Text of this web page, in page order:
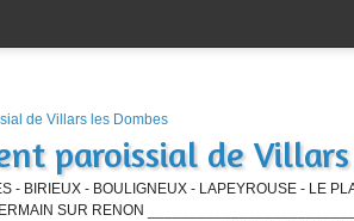
paroissial de
- BIRIEUX - BOULIGNEUX - LAPEYROUSE - LE
SUR RENON